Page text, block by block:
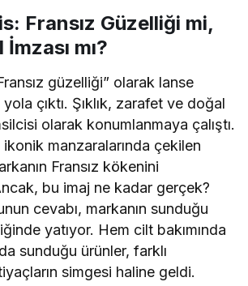
Fransız Güzelliği mi,
mı?
güzelliği” olarak lanse
çıktı. Şıklık, zarafet ve doğal
olarak konumlanmaya çalıştı.
ikonik manzaralarında çekilen
Fransız kökenini
bu imaj ne kadar gerçek?
cevabı, markanın sunduğu
yatıyor. Hem cilt bakımında
sunduğu ürünler, farklı
simgesi haline geldi.